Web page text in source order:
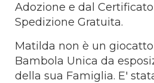
Adozione e dal
Spedizione Gratuita.
Matilda non è un
Bambola Unica da
della sua Famiglia. E'